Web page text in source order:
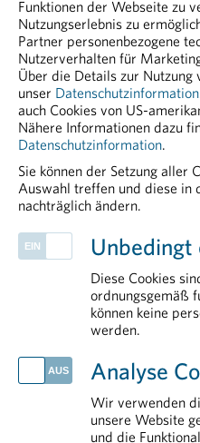
Tag der
Rauchstopp als starker
Europas klinische
EU will
IM
Rund um
Kontakt
Funktionen der Webseite zu
Nutzungserlebnis zu
Partner personenbezogene
Nutzerverhalten für
Über die Details zur Nutzung
unser Datenschutzinformation
auch Cookies von US-
Nähere Informationen dazu
Datenschutzinformation.
Sie können der Setzung aller
Auswahl treffen und diese in
nachträglich ändern.
Unbedingt
Diese Cookies
ordnungsgemäß
können keine
werden.
Analyse
Wir verwenden
unsere Website
und die